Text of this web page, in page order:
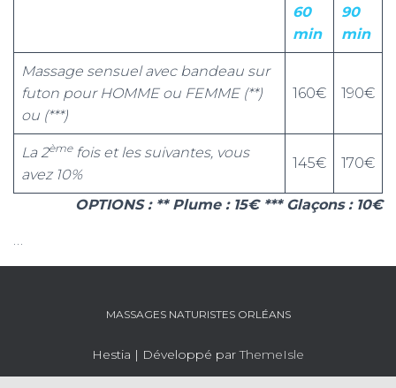
60
min
90
min
Massage sensuel avec bandeau sur
futon pour HOMME ou FEMME (**)
ou (***)
160€ 190€
La 2èmefois et les suivantes, vous
avez 10%
145€ 170€
OPTIONS : ** Plume : 15€ *** Glaçons : 10€
…
MASSAGES NATURISTES ORLÉANS
Hestia | Développé parThemeIsle